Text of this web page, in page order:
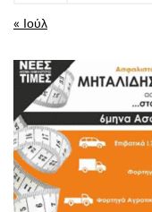
« Ιούλ